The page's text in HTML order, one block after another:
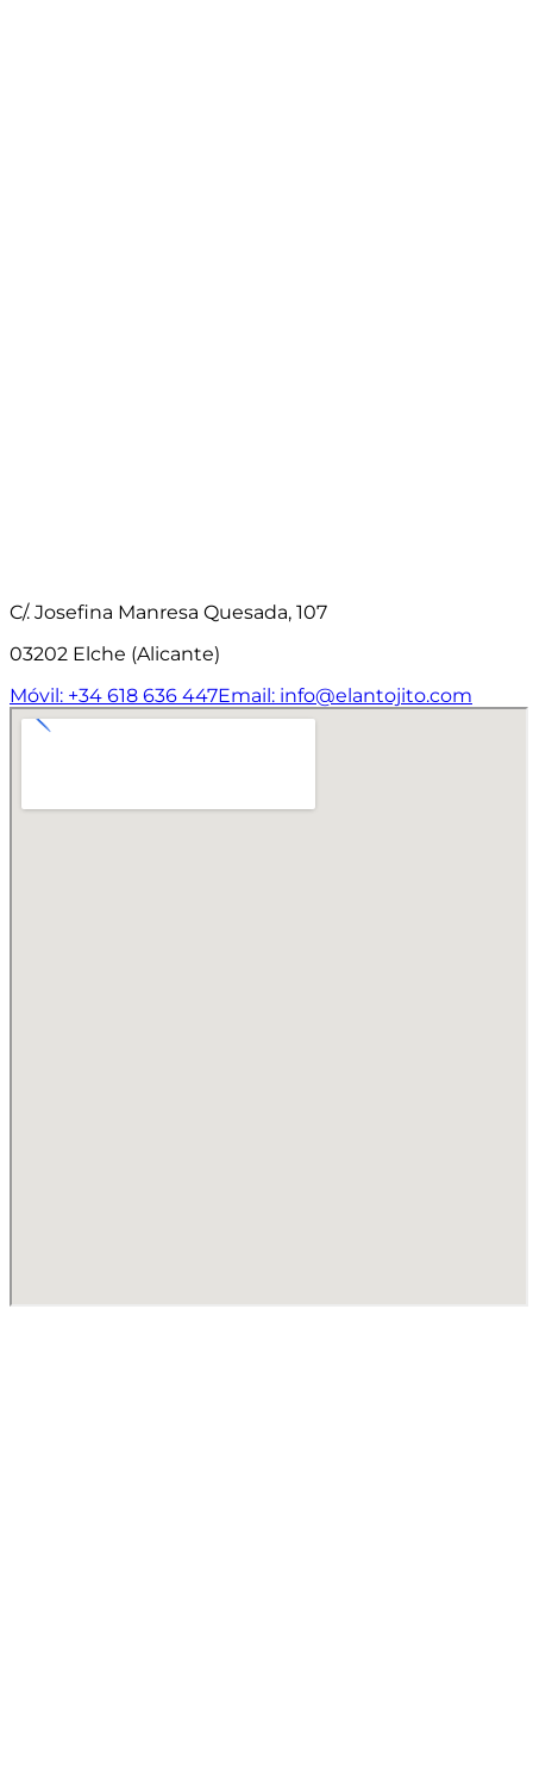
C/. Josefina Manresa Quesada, 107
03202 Elche (Alicante)
Móvil: +34 618 636 447Email: info@elantojito.com